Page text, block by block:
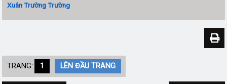
Xuân Trường Trường
TRANG: 1 LÊN ĐẦU TRANG